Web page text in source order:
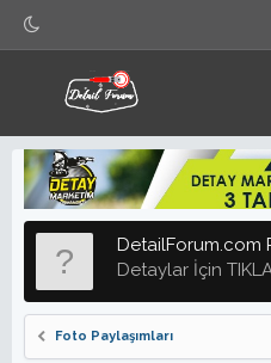
DetailForum.com
Detaylar İçin
Foto Paylaşımları